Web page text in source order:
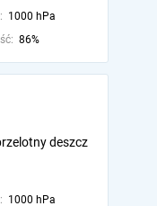
1000 hPa
86%
deszcz
1000 hPa